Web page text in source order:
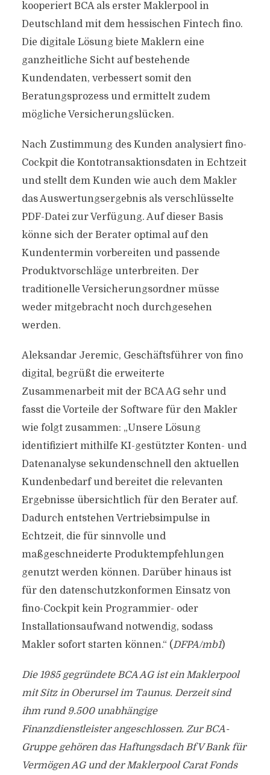
kooperiert BCA als erster Maklerpool in
Deutschland mit dem hessischen Fintech fino.
Die digitale Lösung biete Maklern eine
ganzheitliche Sicht auf bestehende
Kundendaten, verbessert somit den
Beratungsprozess und ermittelt zudem
mögliche Versicherungslücken.
Nach Zustimmung des Kunden analysiert fino-
Cockpit die Kontotransaktionsdaten in Echtzeit
und stellt dem Kunden wie auch dem Makler
das Auswertungsergebnis als verschlüsselte
PDF-Datei zur Verfügung. Auf dieser Basis
könne sich der Berater optimal auf den
Kundentermin vorbereiten und passende
Produktvorschläge unterbreiten. Der
traditionelle Versicherungsordner müsse
weder mitgebracht noch durchgesehen
werden.
Aleksandar Jeremic, Geschäftsführer von fino
digital, begrüßt die erweiterte
Zusammenarbeit mit der BCA AG sehr und
fasst die Vorteile der Software für den Makler
wie folgt zusammen: „Unsere Lösung
identifiziert mithilfe KI-gestützter Konten- und
Datenanalyse sekundenschnell den aktuellen
Kundenbedarf und bereitet die relevanten
Ergebnisse übersichtlich für den Berater auf.
Dadurch entstehen Vertriebsimpulse in
Echtzeit, die für sinnvolle und
maßgeschneiderte Produktempfehlungen
genutzt werden können. Darüber hinaus ist
für den datenschutzkonformen Einsatz von
fino-Cockpit kein Programmier- oder
Installationsaufwand notwendig, sodass
Makler sofort starten können.“ (DFPA/mb1)
Die 1985 gegründete BCA AG ist ein Maklerpool
mit Sitz in Oberursel im Taunus. Derzeit sind
ihm rund 9.500 unabhängige
Finanzdienstleister angeschlossen. Zur BCA-
Gruppe gehören das Haftungsdach BfV Bank für
Vermögen AG und der Maklerpool Carat Fonds